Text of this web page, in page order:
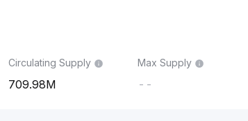
Circulating Supply
709.98M
Max Supply
--